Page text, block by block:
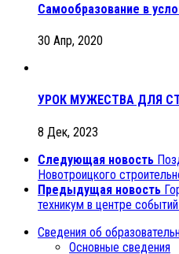
Самообразование в
30 Апр, 2020
УРОК МУЖЕСТВА ДЛЯ
8 Дек, 2023
Следующая новость
Новотроицкого
Предыдущая новость
техникум в центре
Сведения об
Основные сведения